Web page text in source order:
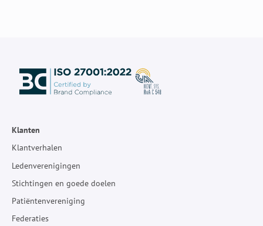
Klanten
Klantverhalen
Ledenverenigingen
Stichtingen en goede doelen
Patiëntenvereniging
Federaties